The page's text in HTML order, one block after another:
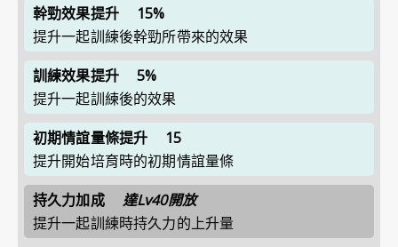
幹勁效果提升
15%
提升一起訓練後幹勁所帶來的效果
訓練效果提升
5%
提升一起訓練後的效果
初期情誼量條提升
15
提升開始培育時的初期情誼量條
持久力加成
達Lv40開放
提升一起訓練時持久力的上升量